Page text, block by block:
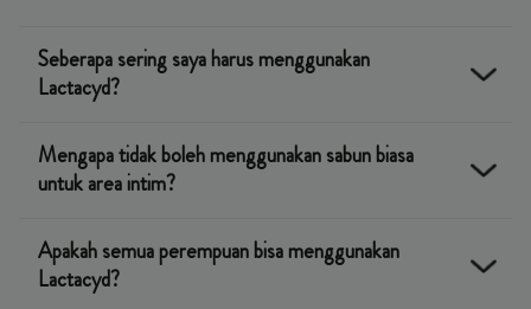
Seberapa sering saya harus menggunakan
Lactacyd?
Disarankan untuk memakai Lactacyd setiap kali mandi,
karena lembut dan cocok untuk pemakaian harian.
Mengapa tidak boleh menggunakan sabun biasa
untuk area intim?
Sabun biasa memiliki pH tinggi (9–10) yang bisa merusak pH
alami area kewanitaan Anda (3,8–5,0), sehingga kulit
Apakah semua perempuan bisa menggunakan
Lactacyd?